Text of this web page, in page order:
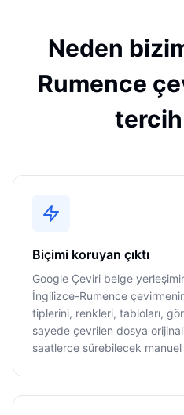
Neden
Rumence
Biçimi koruyan çıktı
Google Çeviri belge
İngilizce-Rumence
tiplerini, renkleri, tabloları,
sayede çevrilen dosya
saatlerce sürebilecek